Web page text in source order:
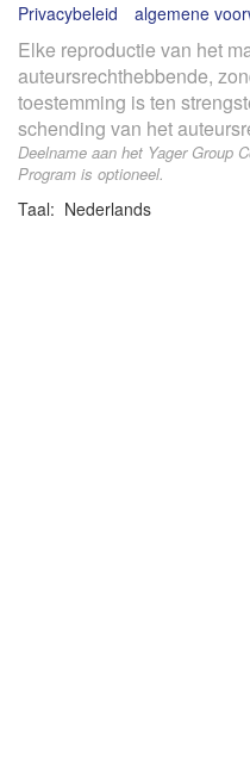
Privacybeleid algemene
Elke reproductie van het
auteursrechthebbende,
toestemming is ten
schending van het
Deelname aan het Yager Group
Program is optioneel.
Taal: Nederlands